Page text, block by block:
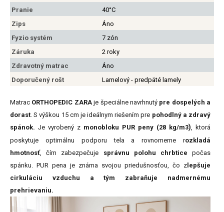
Pranie
40°C
Zips
Áno
Fyzio systém
7 zón
Záruka
2 roky
Zdravotný matrac
Áno
Doporučený rošt
Lamelový - predpäté lamely
Matrac ORTHOPEDIC ZARAje špeciálne navrhnutý pre dospelých a
dorast . S výškou 15 cm je ideálnym riešením pre pohodlný a zdravý
spánok. Je vyrobený z monobloku PUR peny (28 kg/m3) , ktorá
poskytuje optimálnu podporu tela a rovnomerne rozkladá
hmotnosť, čím zabezpečuje správnu polohu chrbtice počas
spánku. PUR pena je známa svojou priedušnosťou, čo zlepšuje
cirkuláciu vzduchu a tým zabraňuje nadmernému
prehrievaniu.